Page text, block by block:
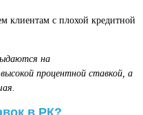
клиентам с плохой кредитной
на
процентной ставкой, а